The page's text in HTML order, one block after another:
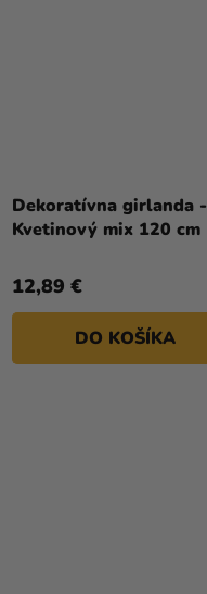
Dekoratívna girlanda -
Kvetinový mix 120 cm
12,89 €
DO KOŠÍKA